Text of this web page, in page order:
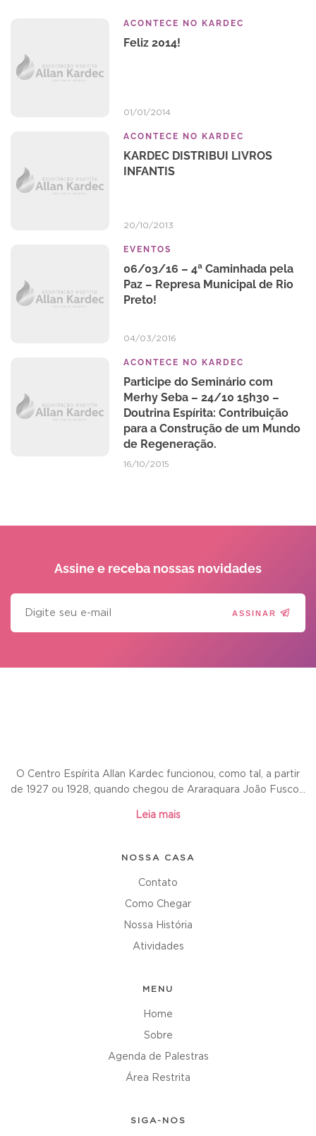
ACONTECE NO KARDEC
Feliz 2014!
01/01/2014
ACONTECE NO KARDEC
KARDEC DISTRIBUI LIVROS
INFANTIS
20/10/2013
EVENTOS
06/03/16 – 4ª Caminhada pela
Paz – Represa Municipal de Rio
Preto!
04/03/2016
ACONTECE NO KARDEC
Participe do Seminário com
Merhy Seba – 24/10 15h30 –
Doutrina Espírita: Contribuição
para a Construção de um Mundo
de Regeneração.
16/10/2015
Assine e receba nossas novidades
ASSINAR
O Centro Espírita Allan Kardec funcionou, como tal, a partir
de 1927 ou 1928, quando chegou de Araraquara João Fusco...
Leia mais
NOSSA CASA
Contato
Como Chegar
Nossa História
Atividades
MENU
Home
Sobre
Agenda de Palestras
Área Restrita
SIGA-NOS